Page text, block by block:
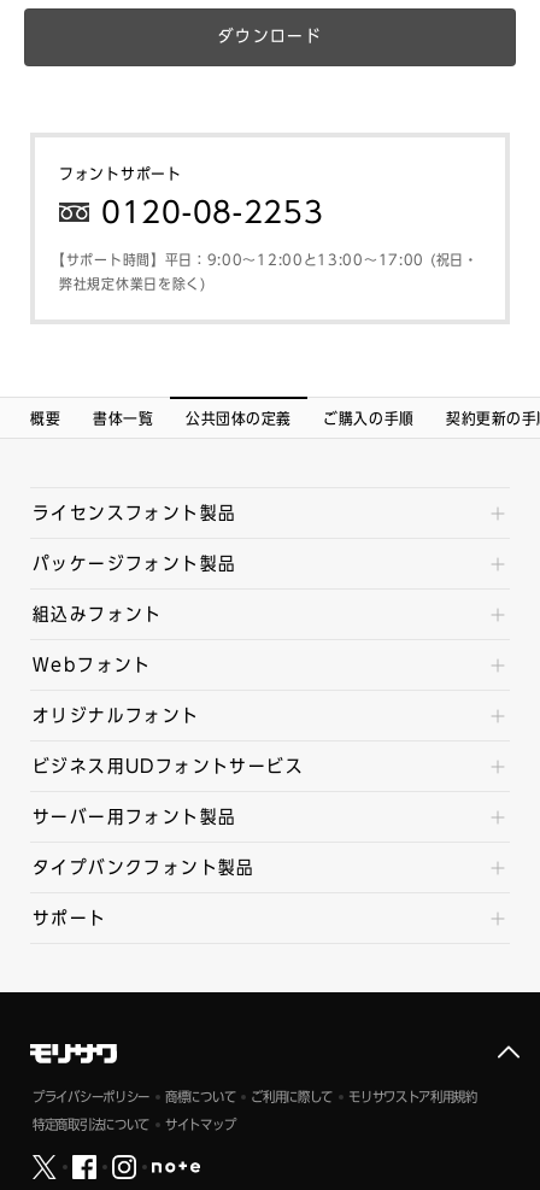
ダウンロード
フォントサポート
0120-08-2253
【サポート時間】平日：9:00～12:00と13:00～17:00 (祝日・
弊社規定休業日を除く)
概要 書体一覧 公共団体の定義 ご購入の手順 契約更新の手
ライセンスフォント製品
パッケージフォント製品
組込みフォント
Webフォント
オリジナルフォント
ビジネス用UDフォントサービス
サーバー用フォント製品
タイプバンクフォント製品
サポート
プライバシーポリシー 商標について ご利用に際して モリサワストア利用規約
特定商取引法について サイトマップ